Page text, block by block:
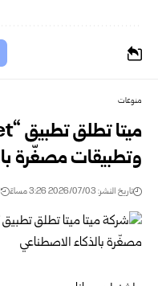
منوعات
وتطبيقات مصغّرة
تاريخ النشر: 2026/07/03 3:26 مساءً